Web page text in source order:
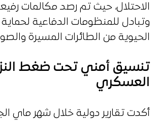
الاحتلال، حيث تم رصد مكالمات
وتبادل للمنظومات الدفاعية
الحيوية من الطائرات المسيرة
تنسيق أمني تحت ضغط
العسكري
أكدت تقارير دولية خلال شهر ماي